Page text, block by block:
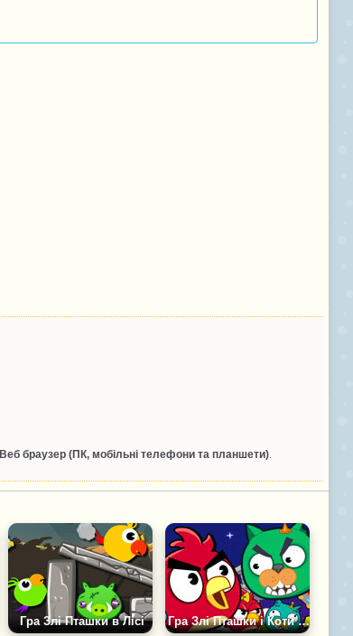
Веб браузер (ПК, мобільні телефони та планшети).
Гра Злі Пташки в Лісі Гра Злі Пташки і Коти Мяу